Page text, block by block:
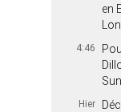
en
4:46
Hier